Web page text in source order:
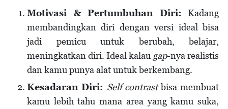
Motivasi & Pertumbuhan Diri: Kadang
membandingkan diri dengan versi ideal bisa
jadi pemicu untuk berubah, belajar,
meningkatkan diri. Ideal kalau gap-nya realistis
dan kamu punya alat untuk berkembang.
Kesadaran Diri: Self contrastbisa membuat
kamu lebih tahu mana area yang kamu suka,